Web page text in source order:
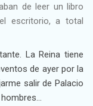
de leer un libro
escritorio, a total
La Reina tiene
de ayer por la
salir de Palacio